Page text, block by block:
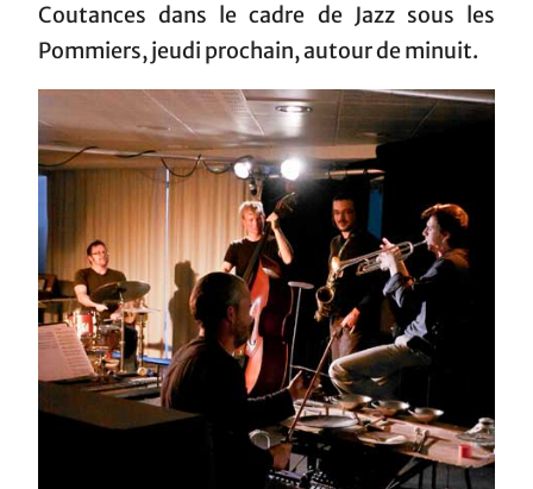
Coutances dans le cadre de Jazz sous les
Pommiers, jeudi prochain, autour de minuit.